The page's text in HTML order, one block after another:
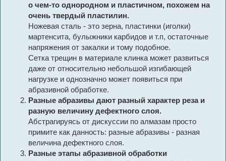
о чем-то однородном и пластичном, похожем на
очень твердый пластилин.
Ножевая сталь - это зерна, пластинки (иголки)
мартенсита, булыжники карбидов и т.п, остаточные
напряжения от закалки и тому подобное.
Сетка трещин в материале клинка может развиться
даже от относительно небольшой изгибающей
нагрузке и однозначно может появиться при
абразивной обработке.
Разные абразивы дают разный характер реза и
разную величину дефектного слоя.
Абстрагируясь от дискуссии по алмазам просто
примите как данность: разные абразивы - разная
величина дефектного слоя.
Разные этапы абразивной обработки